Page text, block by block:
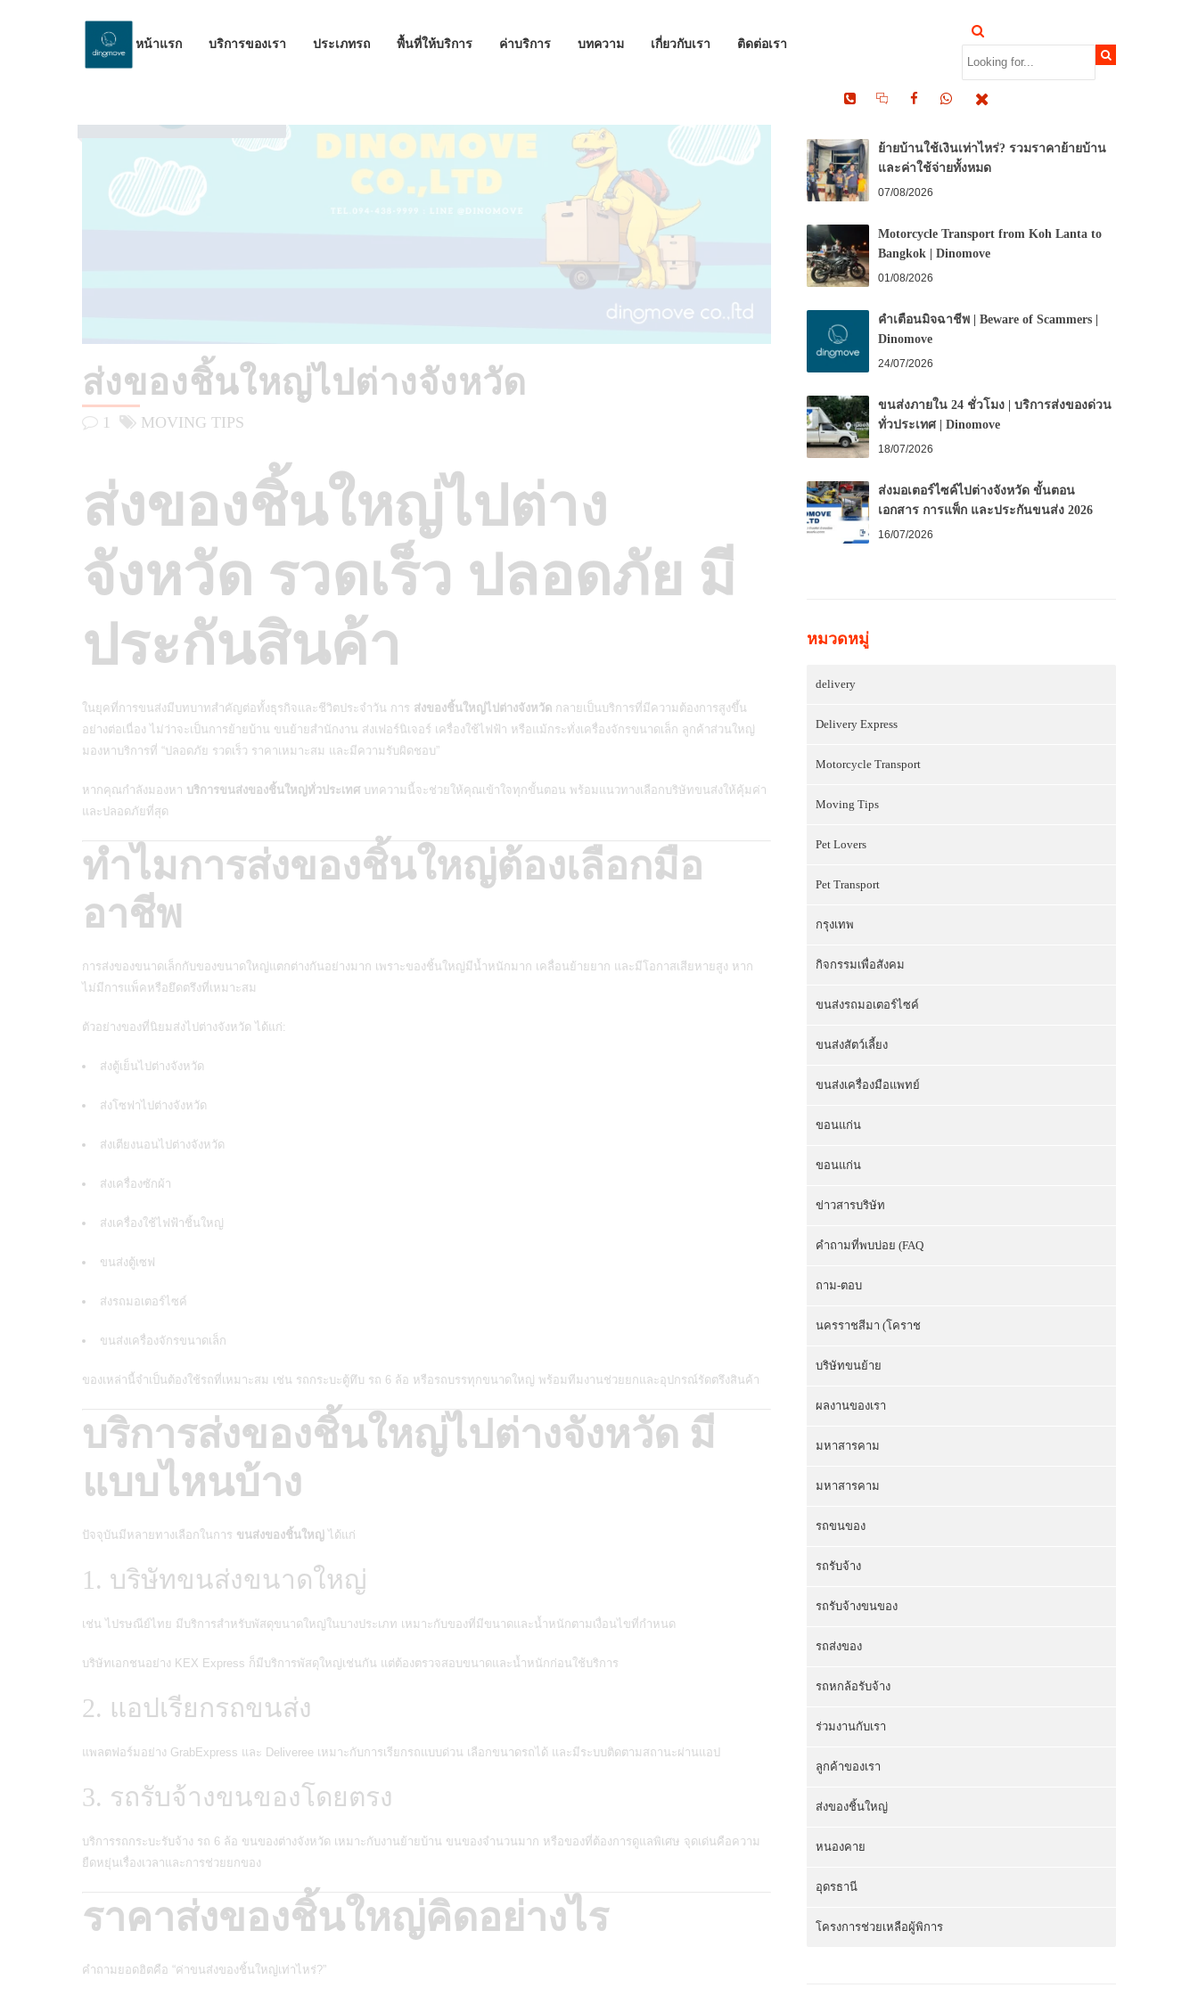
หน้าแรก บริการของเรา ประเภทรถ พื้นที่ให้บริการ ค่าบริการ บทความ เกี่ยวกับเรา ติดต่อเรา
ส่งของชิ้นใหญ่ไปต่างจังหวัด
1 MOVING TIPS
ส่งของชิ้นใหญ่ไปต่าง
จังหวัด รวดเร็ว ปลอดภัย มี
ประกันสินค้า
ในยุคที่การขนส่งมีบทบาทสำคัญต่อทั้งธุรกิจและชีวิตประจำวัน การ ส่งของชิ้นใหญ่ไปต่างจังหวัด กลายเป็นบริการที่มีความต้องการสูงขึ้น
อย่างต่อเนื่อง ไม่ว่าจะเป็นการย้ายบ้าน ขนย้ายสำนักงาน ส่งเฟอร์นิเจอร์ เครื่องใช้ไฟฟ้า หรือแม้กระทั่งเครื่องจักรขนาดเล็ก ลูกค้าส่วนใหญ่
มองหาบริการที่ “ปลอดภัย รวดเร็ว ราคาเหมาะสม และมีความรับผิดชอบ”
หากคุณกำลังมองหา บริการขนส่งของชิ้นใหญ่ทั่วประเทศ บทความนี้จะช่วยให้คุณเข้าใจทุกขั้นตอน พร้อมแนวทางเลือกบริษัทขนส่งให้คุ้มค่า
และปลอดภัยที่สุด
ทำไมการส่งของชิ้นใหญ่ต้องเลือกมือ
อาชีพ
การส่งของขนาดเล็กกับของขนาดใหญ่แตกต่างกันอย่างมาก เพราะของชิ้นใหญ่มีน้ำหนักมาก เคลื่อนย้ายยาก และมีโอกาสเสียหายสูง หาก
ไม่มีการแพ็คหรือยึดตรึงที่เหมาะสม
ตัวอย่างของที่นิยมส่งไปต่างจังหวัด ได้แก่:
ส่งตู้เย็นไปต่างจังหวัด
ส่งโซฟาไปต่างจังหวัด
ส่งเตียงนอนไปต่างจังหวัด
ส่งเครื่องซักผ้า
ส่งเครื่องใช้ไฟฟ้าชิ้นใหญ่
ขนส่งตู้เซฟ
ส่งรถมอเตอร์ไซค์
ขนส่งเครื่องจักรขนาดเล็ก
ของเหล่านี้จำเป็นต้องใช้รถที่เหมาะสม เช่น รถกระบะตู้ทึบ รถ 6 ล้อ หรือรถบรรทุกขนาดใหญ่ พร้อมทีมงานช่วยยกและอุปกรณ์รัดตรึงสินค้า
บริการส่งของชิ้นใหญ่ไปต่างจังหวัด มี
แบบไหนบ้าง
ปัจจุบันมีหลายทางเลือกในการ ขนส่งของชิ้นใหญ่ ได้แก่
1. บริษัทขนส่งขนาดใหญ่
เช่น ไปรษณีย์ไทย มีบริการสำหรับพัสดุขนาดใหญ่ในบางประเภท เหมาะกับของที่มีขนาดและน้ำหนักตามเงื่อนไขที่กำหนด
บริษัทเอกชนอย่าง KEX Express ก็มีบริการพัสดุใหญ่เช่นกัน แต่ต้องตรวจสอบขนาดและน้ำหนักก่อนใช้บริการ
2. แอปเรียกรถขนส่ง
แพลตฟอร์มอย่าง GrabExpress และ Deliveree เหมาะกับการเรียกรถแบบด่วน เลือกขนาดรถได้ และมีระบบติดตามสถานะผ่านแอป
3. รถรับจ้างขนของโดยตรง
บริการรถกระบะรับจ้าง รถ 6 ล้อ ขนของต่างจังหวัด เหมาะกับงานย้ายบ้าน ขนของจำนวนมาก หรือของที่ต้องการดูแลพิเศษ จุดเด่นคือความ
ยืดหยุ่นเรื่องเวลาและการช่วยยกของ
ราคาส่งของชิ้นใหญ่คิดอย่างไร
คำถามยอดฮิตคือ “ค่าขนส่งของชิ้นใหญ่เท่าไหร่?”
RECENT POSTS
ย้ายบ้านใช้เงินเท่าไหร่? รวมราคาย้ายบ้าน
และค่าใช้จ่ายทั้งหมด
07/08/2026
Motorcycle Transport from Koh Lanta to
Bangkok | Dinomove
01/08/2026
คำเตือนมิจฉาชีพ | Beware of Scammers |
Dinomove
24/07/2026
ขนส่งภายใน 24 ชั่วโมง | บริการส่งของด่วน
ทั่วประเทศ | Dinomove
18/07/2026
ส่งมอเตอร์ไซค์ไปต่างจังหวัด ขั้นตอน
เอกสาร การแพ็ก และประกันขนส่ง 2026
16/07/2026
หมวดหมู่
delivery
Delivery Express
Motorcycle Transport
Moving Tips
Pet Lovers
Pet Transport
กรุงเทพ
กิจกรรมเพื่อสังคม
ขนส่งรถมอเตอร์ไซค์
ขนส่งสัตว์เลี้ยง
ขนส่งเครื่องมือแพทย์
ขอนแก่น
ขอนแก่น
ข่าวสารบริษัท
คำถามที่พบบ่อย (FAQ
ถาม-ตอบ
นครราชสีมา (โคราช
บริษัทขนย้าย
ผลงานของเรา
มหาสารคาม
มหาสารคาม
รถขนของ
รถรับจ้าง
รถรับจ้างขนของ
รถส่งของ
รถหกล้อรับจ้าง
ร่วมงานกับเรา
ลูกค้าของเรา
ส่งของชิ้นใหญ่
หนองคาย
อุดรธานี
โครงการช่วยเหลือผู้พิการ